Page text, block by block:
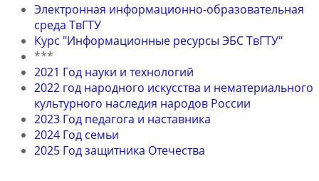
Электронная информационно-образовательная
среда ТвГТУ
Курс "Информационные ресурсы ЭБС ТвГТУ"
***
2021 Год науки и технологий
2022 год народного искусства и нематериального
культурного наследия народов России
2023 Год педагога и наставника
2024 Год семьи
2025 Год защитника Отечества